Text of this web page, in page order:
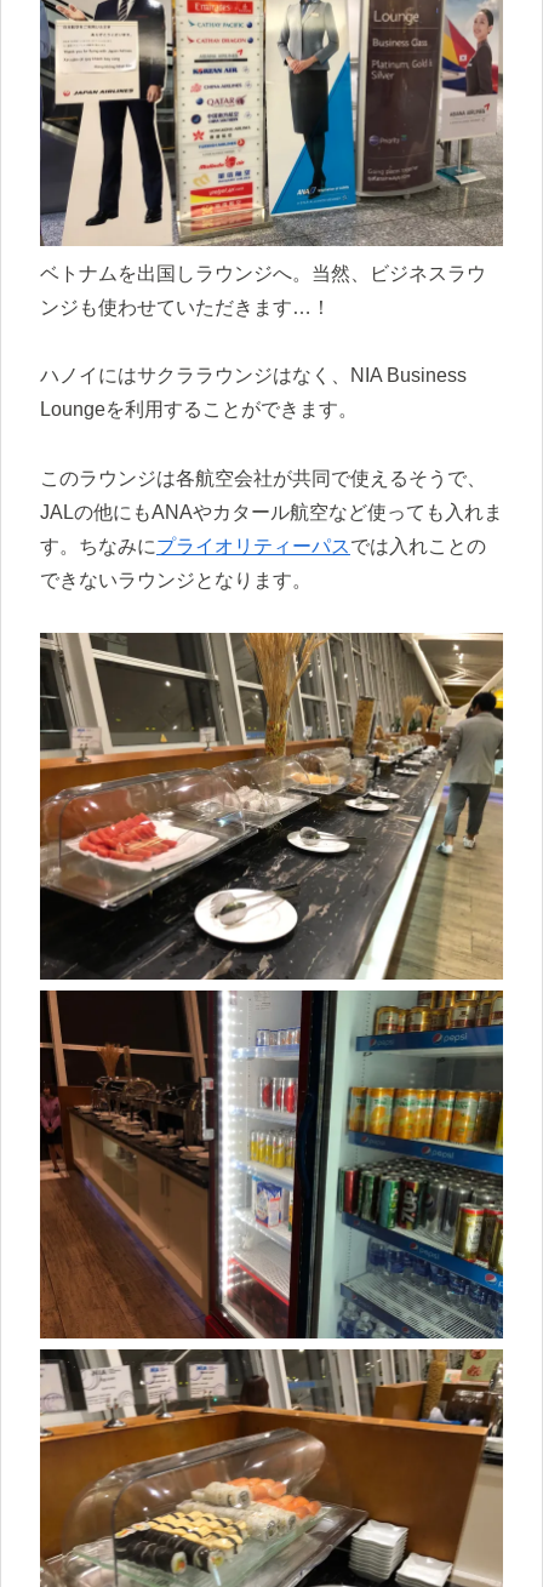
ベトナムを出国しラウンジへ。当然、ビジネスラウ
ンジも使わせていただきます…！
ハノイにはサクララウンジはなく、NIA Business
Loungeを利用することができます。
このラウンジは各航空会社が共同で使えるそうで、
JALの他にもANAやカタール航空など使っても入れま
す。ちなみにプライオリティーパスでは入れことの
できないラウンジとなります。